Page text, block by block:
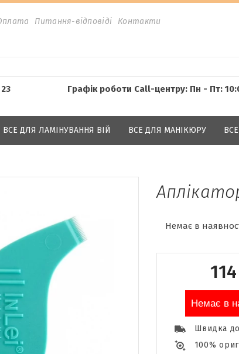
Питання-відповіді Контакти
Графік роботи Call-центру: Пн - Пт:
ВСЕ ДЛЯ ЛАМІНУВАННЯ ВІЙ ВСЕ ДЛЯ МАНІКЮРУ
Немає в
114
Немає в
Швидка
100%